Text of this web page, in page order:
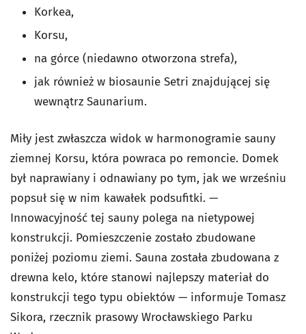
Korkea,
Korsu,
na górce (niedawno otworzona strefa),
jak również w biosaunie Setri znajdującej się
wewnątrz Saunarium.
Miły jest zwłaszcza widok w harmonogramie sauny
ziemnej Korsu, która powraca po remoncie. Domek
był naprawiany i odnawiany po tym, jak we wrześniu
popsuł się w nim kawałek podsufitki. —
Innowacyjność tej sauny polega na nietypowej
konstrukcji. Pomieszczenie zostało zbudowane
poniżej poziomu ziemi. Sauna została zbudowana z
drewna kelo, które stanowi najlepszy materiał do
konstrukcji tego typu obiektów — informuje Tomasz
Sikora, rzecznik prasowy Wrocławskiego Parku